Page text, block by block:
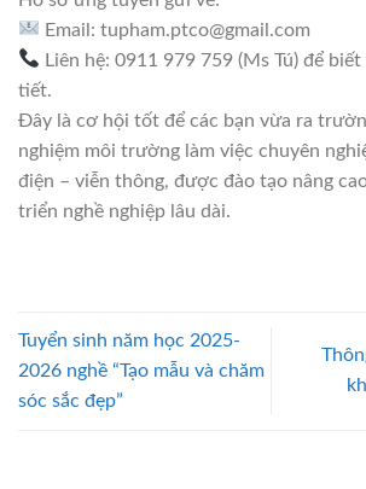
Email: tupham.ptco@gmail.com
Liên hệ: 0911 979 759 (Ms Tú) để
tiết.
Đây là cơ hội tốt để các bạn vừa ra
nghiệm môi trường làm việc chuyên
điện – viễn thông, được đào tạo nâng
triển nghề nghiệp lâu dài.
Tuyển sinh năm học 2025-
2026 nghề “Tạo mẫu và chăm
sóc sắc đẹp”